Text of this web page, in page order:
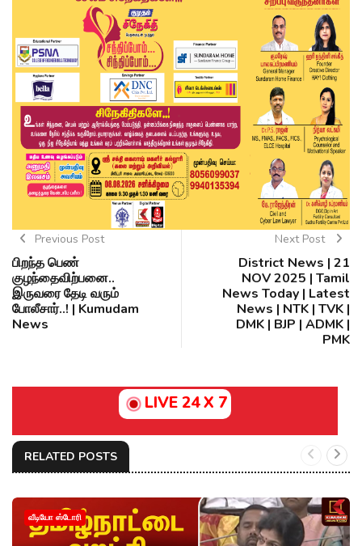
Previous Post
பிறந்த பெண்
குழந்தைவிற்பனை..
இருவரை தேடி வரும்
போலீசார்..! | Kumudam
News
Next Post
District News | 21
NOV 2025 | Tamil
News Today | Latest
News | NTK | TVK |
DMK | BJP | ADMK |
PMK
LIVE 24 X 7
RELATED POSTS
வீடியோ ஸ்டோரி